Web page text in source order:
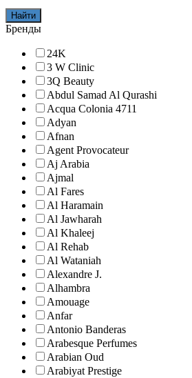
Найти
Бренды
24K
3 W Clinic
3Q Beauty
Abdul Samad Al Qurashi
Acqua Colonia 4711
Adyan
Afnan
Agent Provocateur
Aj Arabia
Ajmal
Al Fares
Al Haramain
Al Jawharah
Al Khaleej
Al Rehab
Al Wataniah
Alexandre J.
Alhambra
Amouage
Anfar
Antonio Banderas
Arabesque Perfumes
Arabian Oud
Arabiyat Prestige